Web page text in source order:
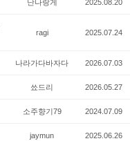
난나랑게 2025.08.20
ragi 2025.07.24
나라가다바자다 2026.07.03
쑈드리 2026.05.27
소주향기79 2024.07.09
jaymun 2025.06.26